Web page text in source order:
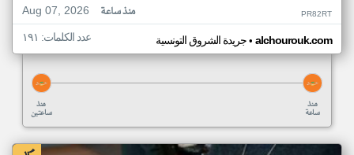
Aug 07, 2026
منذ ساعة PR82RT
جريدة الشروق التونسية• alchourouk.com عدد الكلمات: ١٩١
منذ
ساعتين
منذ
ساعة